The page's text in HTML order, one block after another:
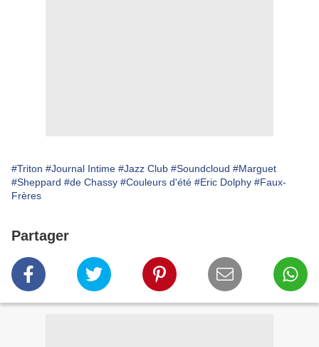
#Triton #Journal Intime #Jazz Club #Soundcloud #Marguet
#Sheppard #de Chassy #Couleurs d'été #Eric Dolphy #Faux-
Frères
Partager